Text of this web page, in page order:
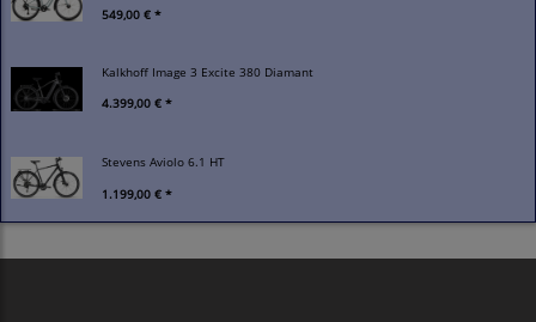
549,00 € *
Kalkhoff Image 3 Excite 380 Diamant
4.399,00 € *
Stevens Aviolo 6.1 HT
1.199,00 € *